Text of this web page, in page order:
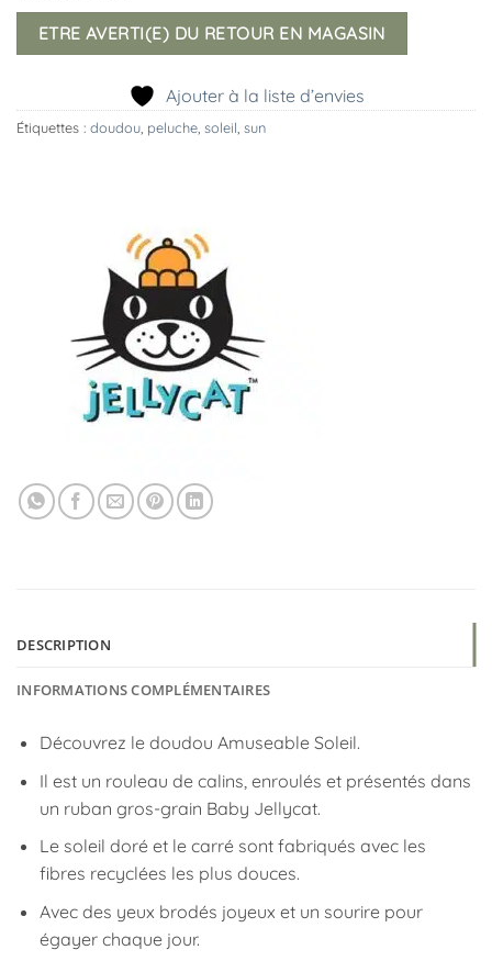
ETRE AVERTI(E) DU RETOUR EN MAGASIN
Ajouter à la liste d’envies
Étiquettes : doudou peluche soleil sun
DESCRIPTION
INFORMATIONS COMPLÉMENTAIRES
Découvrez le doudou Amuseable Soleil.
Il est un rouleau de calins, enroulés et présentés dans
un ruban gros-grain Baby Jellycat.
Le soleil doré et le carré sont fabriqués avec les
fibres recyclées les plus douces.
Avec des yeux brodés joyeux et un sourire pour
égayer chaque jour.